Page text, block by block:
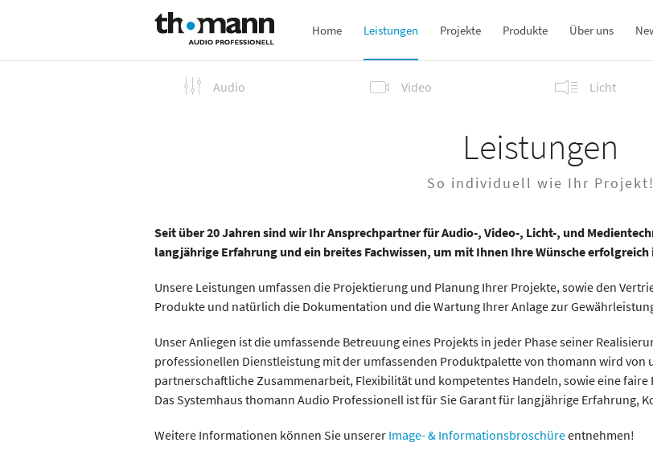
Inhalt
Home Leistungen Projekte Produkte Über uns
Audio Video
Pro Rental Lösungen
Theatertechnik
Licht
Pro Rental Lösungen
Theatertechnik
Leistungen
So individuell wie Ihr Projekt!
Seit über 20 Jahren sind wir Ihr Ansprechpartner für Audio-, Video-, Licht-, und
langjährige Erfahrung und ein breites Fachwissen, um mit Ihnen Ihre Wünsche
Unsere Leistungen umfassen die Projektierung und Planung Ihrer Projekte, sowie den
Produkte und natürlich die Dokumentation und die Wartung Ihrer Anlage zur
Unser Anliegen ist die umfassende Betreuung eines Projekts in jeder Phase seiner
professionellen Dienstleistung mit der umfassenden Produktpalette von thomann wird von
partnerschaftliche Zusammenarbeit, Flexibilität und kompetentes Handeln, sowie eine
Das Systemhaus thomann Audio Professionell ist für Sie Garant für langjährige Erfahrung,
Weitere Informationen können Sie unserer Image- & Informationsbroschüreentnehmen!